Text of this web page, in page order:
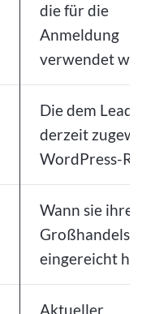
die für die
Anmeldung
verwendet wird
Die dem Lead
derzeit
WordPress-Rolle
Wann sie ihren
eingereicht haben
Aktueller